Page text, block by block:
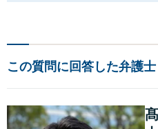
この質問に回答した弁護士